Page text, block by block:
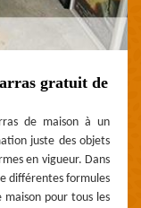
gratuit de
de maison à un
juste des objets
en vigueur. Dans
différentes formules
pour tous les